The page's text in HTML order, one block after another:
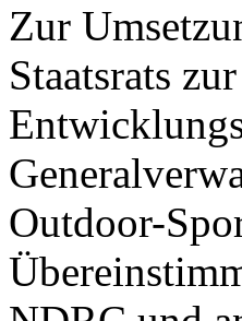
Zur
Staatsrats
Outdoor-